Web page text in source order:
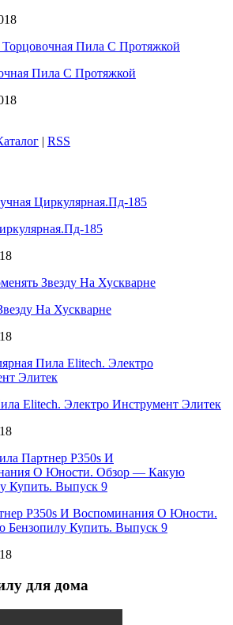
Пила С Протяжкой
| RSS
185
На Хускварне
Elitech. Электро Инструмент Элитек
P350s И Воспоминания О Юности.
Купить. Выпуск 9
для дома